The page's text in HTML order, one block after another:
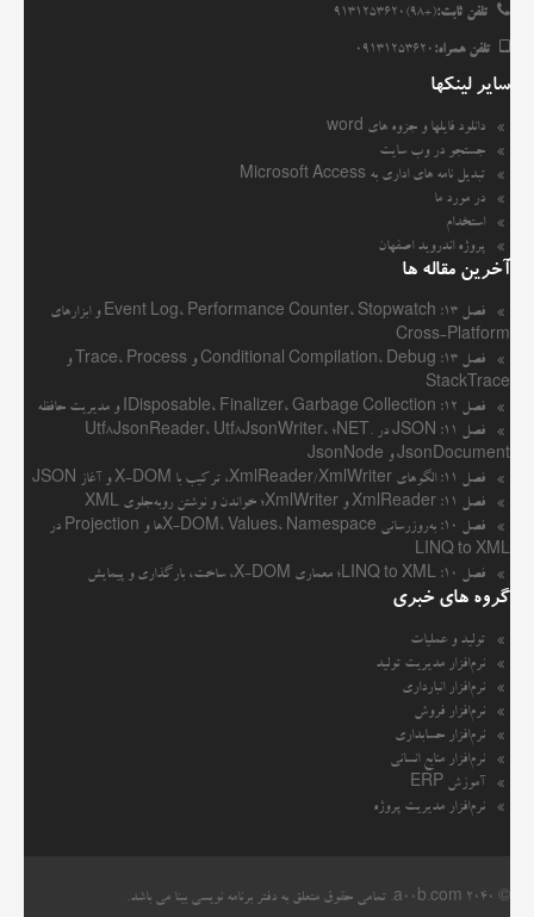
تلفن ثابت:(+98)9131253620
تلفن همراه: 09131253620
سایر لینکها
دانلود فایلها و جزوه های word
جستجو در وب سایت
تبدیل نامه های اداری به Microsoft Access
در مورد ما
استخدام
پروژه اندروید اصفهان
آخرین مقاله ها
فصل ۱۳: Event Log، Performance Counter، Stopwatch و ابزارهای
Cross-Platform
فصل ۱۳: Conditional Compilation، Debug و Trace، Process و
StackTrace
فصل ۱۲: IDisposable، Finalizer، Garbage Collection و مدیریت حافظه
فصل ۱۱: JSON در .NET؛ Utf8JsonReader، Utf8JsonWriter،
JsonDocument و JsonNode
فصل ۱۱: الگوهای XmlReader/XmlWriter، ترکیب با X-DOM و آغاز JSON
فصل ۱۱: XmlReader و XmlWriter؛ خواندن و نوشتن رو‌به‌جلوی XML
فصل ۱۰: به‌روزرسانی X-DOM، Values، Namespaceها و Projection در
LINQ to XML
فصل ۱۰: LINQ to XML؛ معماری X-DOM، ساخت، بارگذاری و پیمایش
گروه های خبری
تولید و عملیات
نرم‌افزار مدیریت تولید
نرم‌افزار انبارداری
نرم‌افزار فروش
نرم‌افزار حسابداری
نرم‌افزار منابع انسانی
آموزش ERP
نرم‌افزار مدیریت پروژه
© 2040
a00b.com. تمامی حقوق متعلق به دفتر برنامه نویسی بینا می باشد.